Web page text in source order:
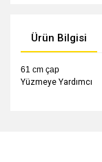
Ürün Bilgisi
61 cm çap
Yüzmeye Yardımcı
kullanarak
Görüş ve